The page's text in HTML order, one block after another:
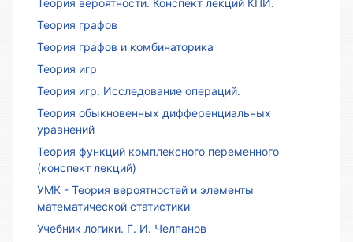
Теория графов
Теория графов и комбинаторика
Теория игр
Теория игр. Исследование операций.
Теория обыкновенных дифференциальных
уравнений
Теория функций комплексного переменного
(конспект лекций)
УМК - Теория вероятностей и элементы
математической статистики
Учебник логики. Г. И. Челпанов